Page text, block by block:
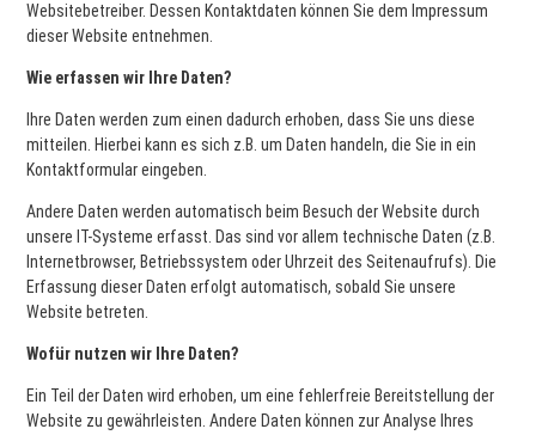
Websitebetreiber. Dessen Kontaktdaten können Sie dem Impressum
dieser Website entnehmen.
Wie erfassen wir Ihre Daten?
Ihre Daten werden zum einen dadurch erhoben, dass Sie uns diese
mitteilen. Hierbei kann es sich z.B. um Daten handeln, die Sie in ein
Kontaktformular eingeben.
Andere Daten werden automatisch beim Besuch der Website durch
unsere IT-Systeme erfasst. Das sind vor allem technische Daten (z.B.
Internetbrowser, Betriebssystem oder Uhrzeit des Seitenaufrufs). Die
Erfassung dieser Daten erfolgt automatisch, sobald Sie unsere
Website betreten.
Wofür nutzen wir Ihre Daten?
Ein Teil der Daten wird erhoben, um eine fehlerfreie Bereitstellung der
Website zu gewährleisten. Andere Daten können zur Analyse Ihres